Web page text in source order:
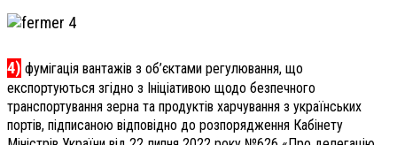
4) фумігація вантажів з об’єктами регулювання, що
експортуються згідно з Ініціативою щодо безпечного
транспортування зерна та продуктів харчування з українських
портів, підписаною відповідно до розпорядження Кабінету